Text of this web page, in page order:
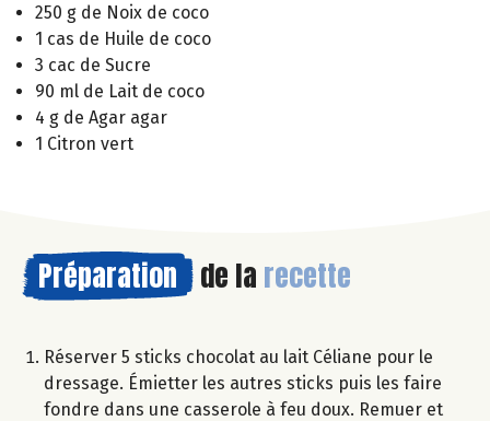
250 g de Noix de coco
1 cas de Huile de coco
3 cac de Sucre
90 ml de Lait de coco
4 g de Agar agar
1 Citron vert
Préparation de la recette
Réserver 5 sticks chocolat au lait Céliane pour le
dressage. Émietter les autres sticks puis les faire
fondre dans une casserole à feu doux. Remuer et